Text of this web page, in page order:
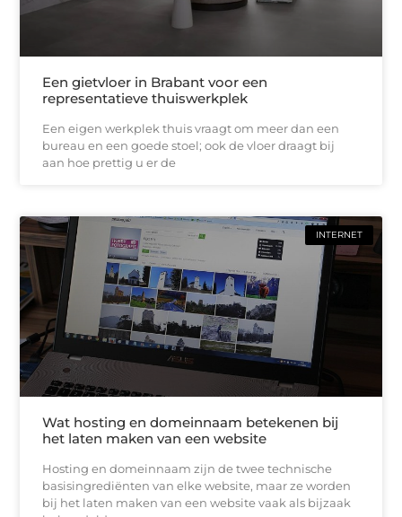
Een gietvloer in Brabant voor een
representatieve thuiswerkplek
Een eigen werkplek thuis vraagt om meer dan een
bureau en een goede stoel; ook de vloer draagt bij
aan hoe prettig u er de
INTERNET
Wat hosting en domeinnaam betekenen bij
het laten maken van een website
Hosting en domeinnaam zijn de twee technische
basisingrediënten van elke website, maar ze worden
bij het laten maken van een website vaak als bijzaak